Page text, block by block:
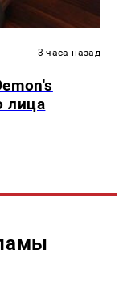
3 часа назад
лица